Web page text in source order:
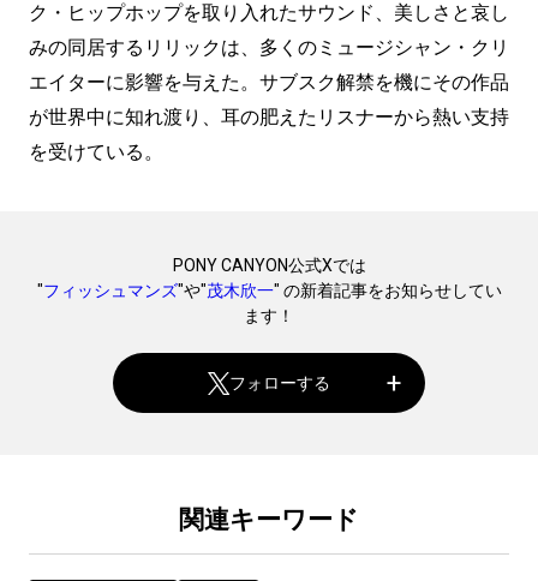
ク・ヒップホップを取り入れたサウンド、美しさと哀し
みの同居するリリックは、多くのミュージシャン・クリ
エイターに影響を与えた。サブスク解禁を機にその作品
が世界中に知れ渡り、耳の肥えたリスナーから熱い支持
を受けている。
PONY CANYON公式Xでは
"フィッシュマンズ"や"茂木欣一" の新着記事をお知らせしてい
ます！
フォローする
関連キーワード